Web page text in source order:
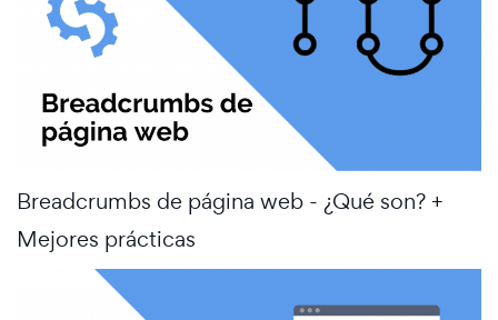
Breadcrumbs de página web - ¿Qué son? +
Mejores prácticas